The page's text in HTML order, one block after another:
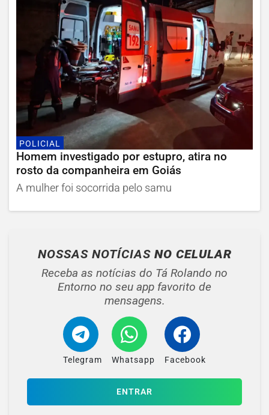
POLICIAL
Homem investigado por estupro, atira no
rosto da companheira em Goiás
A mulher foi socorrida pelo samu
NOSSAS NOTÍCIAS NO CELULAR
Receba as notícias do Tá Rolando no
Entorno no seu app favorito de
mensagens.
Telegram Whatsapp Facebook
ENTRAR